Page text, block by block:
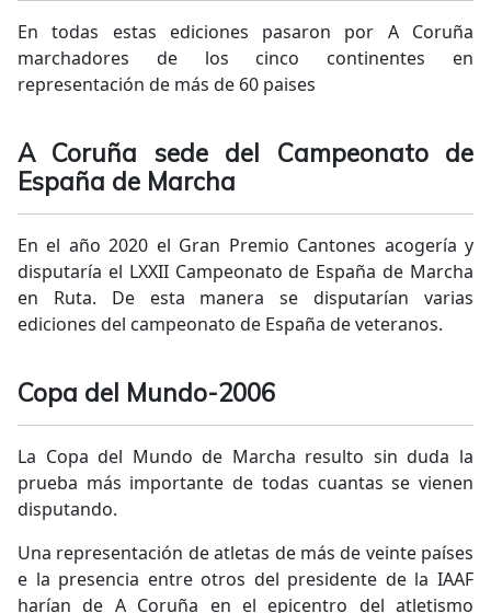
En todas estas ediciones pasaron por A Coruña
marchadores de los cinco continentes en
representación de más de 60 paises
A Coruña sede del Campeonato de
España de Marcha
En el año 2020 el Gran Premio Cantones acogería y
disputaría el LXXII Campeonato de España de Marcha
en Ruta. De esta manera se disputarían varias
ediciones del campeonato de España de veteranos.
Copa del Mundo-2006
La Copa del Mundo de Marcha resulto sin duda la
prueba más importante de todas cuantas se vienen
disputando.
Una representación de atletas de más de veinte países
e la presencia entre otros del presidente de la IAAF
harían de A Coruña en el epicentro del atletismo